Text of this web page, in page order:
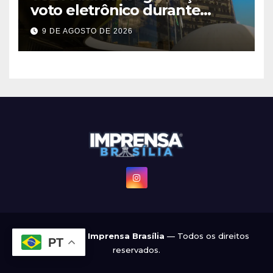
voto eletrônico durante
evento em Brasília
9 DE AGOSTO DE 2026
© 2022 - 2026 Imprensa Brasília — Todos os direitos
reservados.
PT